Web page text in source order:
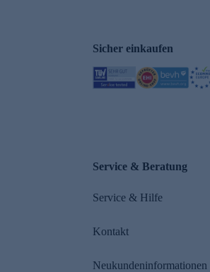
Sicher einkaufen
Service & Beratung
Service & Hilfe
Kontakt
Neukundeninformationen